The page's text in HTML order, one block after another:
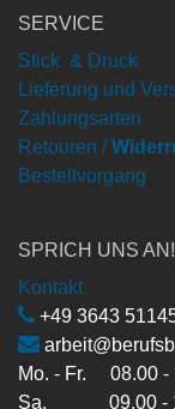
SERVICE
Stick & Druck
Lieferung und
Zahlungsarten
Retouren /
Bestellvorgang
SPRICH UNS AN!
Kontakt
+49 3643
Mo. - Fr. 08.00 -
Sa. 09.00 -